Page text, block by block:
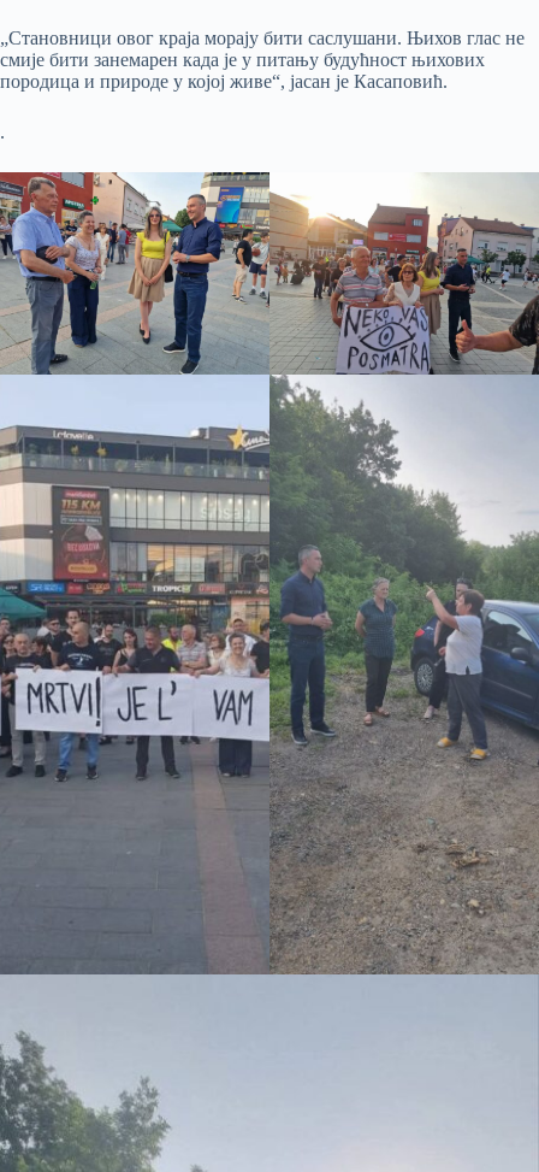
„Становници овог краја морају бити саслушани. Њихов глас не
смије бити занемарен када је у питању будућност њихових
породица и природе у којој живе“, јасан је Касаповић.
.